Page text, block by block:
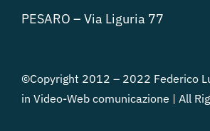
PESARO – Via Liguria 77
©Copyright 2012 – 2022 Federico
in Video-Web comunicazione | All